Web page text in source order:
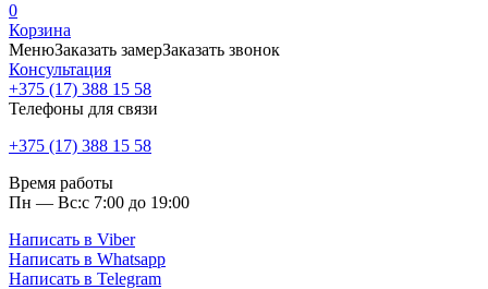
0
Корзина
МенюЗаказать замерЗаказать звонок
Консультация
+375 (17) 388 15 58
Телефоны для связи
+375 (17) 388 15 58
Время работы
Пн — Вс:с 7:00 до 19:00
Написать в Viber
Написать в Whatsapp
Написать в Telegram